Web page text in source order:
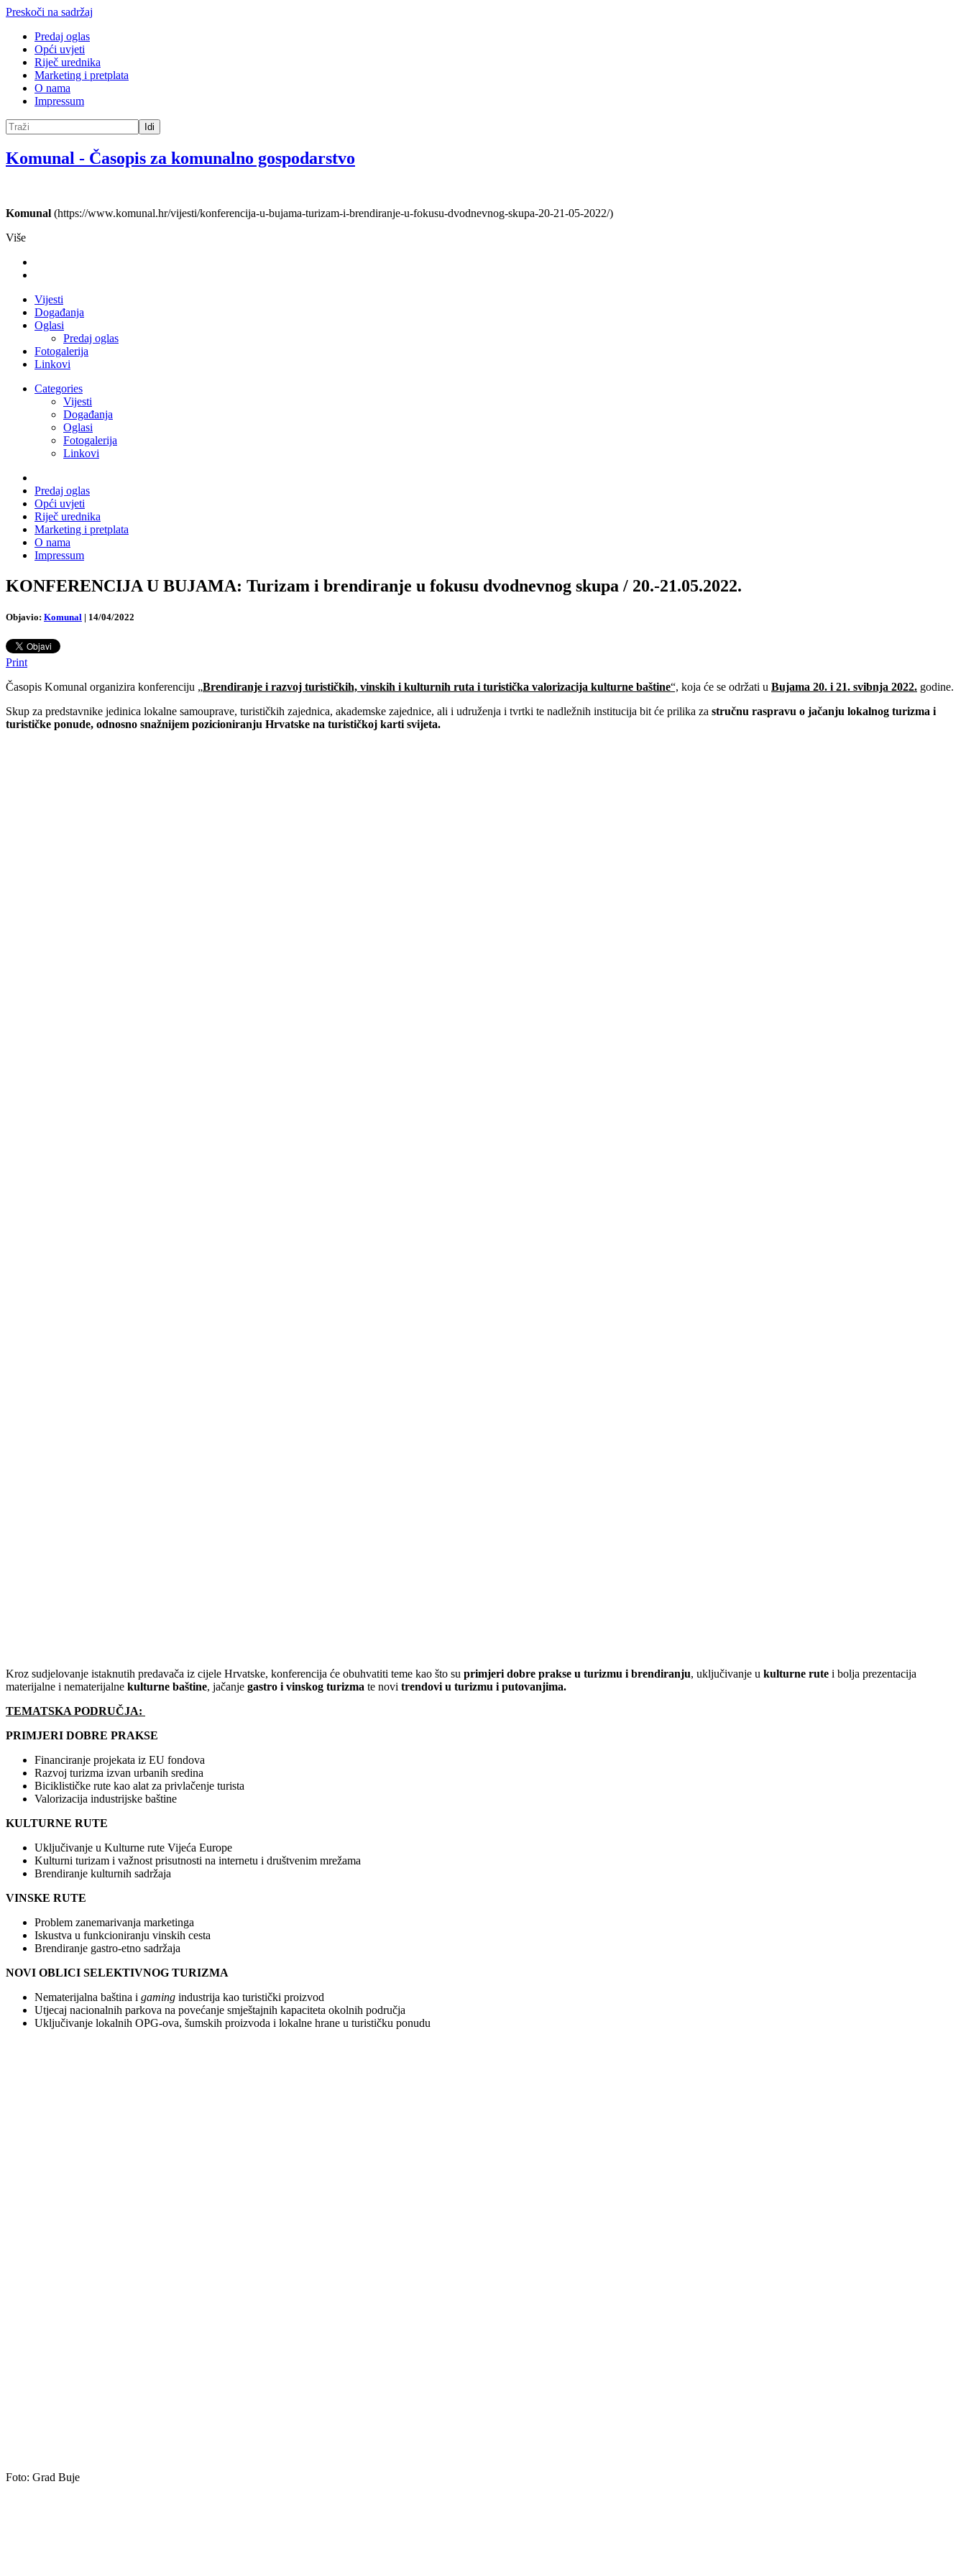
Preskoči na sadržaj
Predaj oglas
Opći uvjeti
Riječ urednika
Marketing i pretplata
O nama
Impressum
Idi
Komunal - Časopis za komunalno gospodarstvo
Komunal (https://www.komunal.hr/vijesti/konferencija-u-bujama-turizam-i-brendiranje-u-fokusu-dvodnevnog-skupa-20-21-05-2022/)
Više
Vijesti
Događanja
Oglasi
Predaj oglas
Fotogalerija
Linkovi
Categories
Vijesti
Događanja
Oglasi
Fotogalerija
Linkovi
Predaj oglas
Opći uvjeti
Riječ urednika
Marketing i pretplata
O nama
Impressum
KONFERENCIJA U BUJAMA: Turizam i brendiranje u fokusu dvodnevnog skupa / 20.-21.05.2022.
Objavio: Komunal | 14/04/2022
Print
Časopis Komunal organizira konferenciju „Brendiranje i razvoj turističkih, vinskih i kulturnih ruta i turistička valorizacija kulturne baštine“, koja će se održati u Bujama 20. i 21. svibnja 2022. godine.
Skup za predstavnike jedinica lokalne samouprave, turističkih zajednica, akademske zajednice, ali i udruženja i tvrtki te nadležnih institucija bit će prilika za stručnu raspravu o jačanju lokalnog turizma i
turističke ponude, odnosno snažnijem pozicioniranju Hrvatske na turističkoj karti svijeta.
Kroz sudjelovanje istaknutih predavača iz cijele Hrvatske, konferencija će obuhvatiti teme kao što su primjeri dobre prakse u turizmu i brendiranju, uključivanje u kulturne rute i bolja prezentacija
materijalne i nematerijalne kulturne baštine, jačanje gastro i vinskog turizma te novi trendovi u turizmu i putovanjima.
TEMATSKA PODRUČJA:
PRIMJERI DOBRE PRAKSE
Financiranje projekata iz EU fondova
Razvoj turizma izvan urbanih sredina
Biciklističke rute kao alat za privlačenje turista
Valorizacija industrijske baštine
KULTURNE RUTE
Uključivanje u Kulturne rute Vijeća Europe
Kulturni turizam i važnost prisutnosti na internetu i društvenim mrežama
Brendiranje kulturnih sadržaja
VINSKE RUTE
Problem zanemarivanja marketinga
Iskustva u funkcioniranju vinskih cesta
Brendiranje gastro-etno sadržaja
NOVI OBLICI SELEKTIVNOG TURIZMA
Nematerijalna baština i gaming industrija kao turistički proizvod
Utjecaj nacionalnih parkova na povećanje smještajnih kapaciteta okolnih područja
Uključivanje lokalnih OPG-ova, šumskih proizvoda i lokalne hrane u turističku ponudu
Foto: Grad Buje